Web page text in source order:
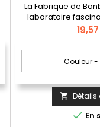
La Fabrique de
laboratoire
enfants d'explorer
en créant de
différentes formes,
Avec ce kit, les
réaliser 11
imagination et leur
Prix
 Détails
 En